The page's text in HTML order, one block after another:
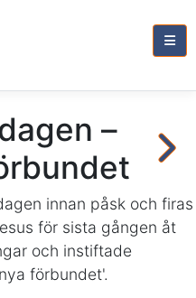
–
innan påsk och firas
för sista gången åt
och instiftade
förbundet'.